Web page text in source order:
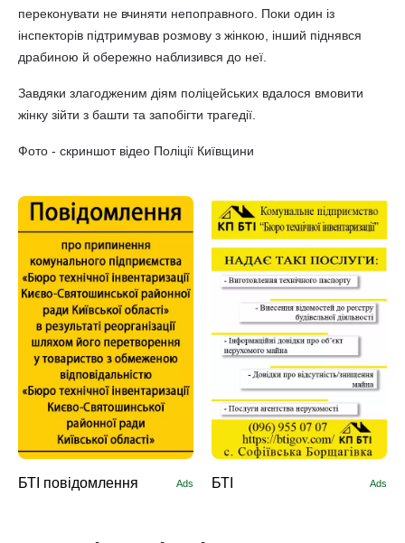
переконувати не вчиняти непоправного. Поки один із
інспекторів підтримував розмову з жінкою, інший піднявся
драбиною й обережно наблизився до неї.
Завдяки злагодженим діям поліцейських вдалося вмовити
жінку зійти з башти та запобігти трагедії.
Фото - скриншот відео Поліції Київщини
БТІ повідомлення Ads БТІ Ads